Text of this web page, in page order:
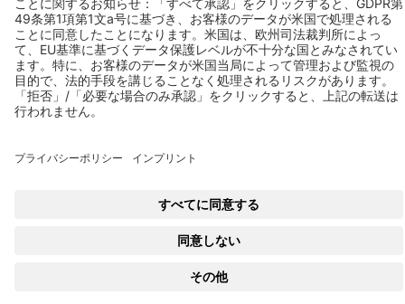
お問い合わせ
© 2026 BEKO TECHNOLOGIES
Cookieの設定を変更する